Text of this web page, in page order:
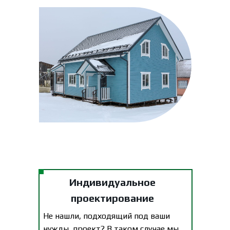
Не нашли, подходящий под ваши
Индивидуальное
проектирование